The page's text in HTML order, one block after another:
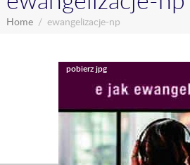
Home ewangelizacje-np